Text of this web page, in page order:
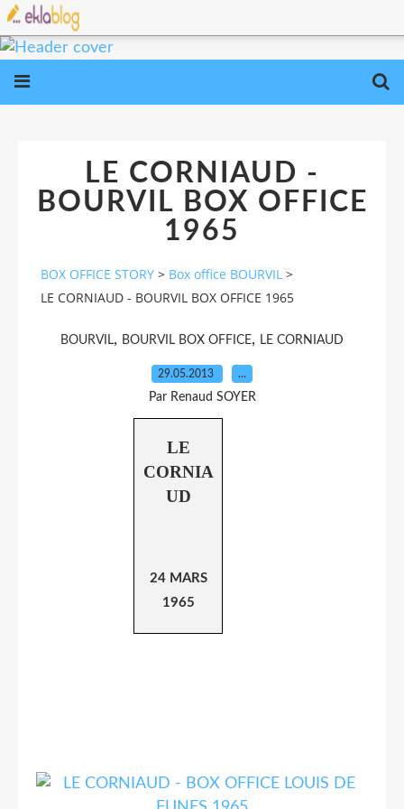
LE CORNIAUD -
BOURVIL BOX OFFICE
1965
BOX OFFICE STORY > Box office BOURVIL >
LE CORNIAUD - BOURVIL BOX OFFICE 1965
BOURVIL, BOURVIL BOX OFFICE, LE CORNIAUD
29.05.2013 …
Par Renaud SOYER
LE
CORNIA
UD
24 MARS
1965